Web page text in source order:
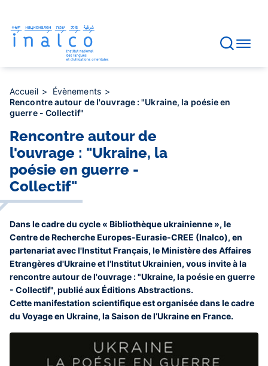
contenu
principal
Accueil
Évènements
Rencontre autour de l'ouvrage : "Ukraine, la poésie en
guerre - Collectif"
Rencontre autour de
l'ouvrage : "Ukraine, la
poésie en guerre -
Collectif"
Dans le cadre du cycle « Bibliothèque ukrainienne », le
Centre de Recherche Europes-Eurasie-CREE (Inalco), en
partenariat avec l'Institut Français, le Ministère des Affaires
Etrangères d'Ukraine et l'Institut Ukrainien, vous invite à la
rencontre autour de l'ouvrage : "Ukraine, la poésie en guerre
- Collectif", publié aux Éditions Abstractions.
Cette manifestation scientifique est organisée dans le cadre
du Voyage en Ukraine, la Saison de l’Ukraine en France.